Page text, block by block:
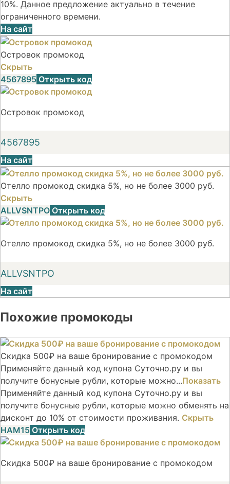
10%. Данное предложение актуально в течение
ограниченного времени.
На сайт
Островок промокод
Скрыть
4567895 Открыть код
Островок промокод
4567895
На сайт
Отелло промокод скидка 5%, но не более 3000 руб.
Скрыть
ALLVSNTPO Открыть код
Отелло промокод скидка 5%, но не более 3000 руб.
ALLVSNTPO
На сайт
Похожие промокоды
Скидка 500₽ на ваше бронирование с промокодом
Применяйте данный код купона Суточно.ру и вы
получите бонусные рубли, которые можно...Показать
Применяйте данный код купона Суточно.ру и вы
получите бонусные рубли, которые можно обменять на
дисконт до 10% от стоимости проживания. Скрыть
НАМ15 Открыть код
Скидка 500₽ на ваше бронирование с промокодом